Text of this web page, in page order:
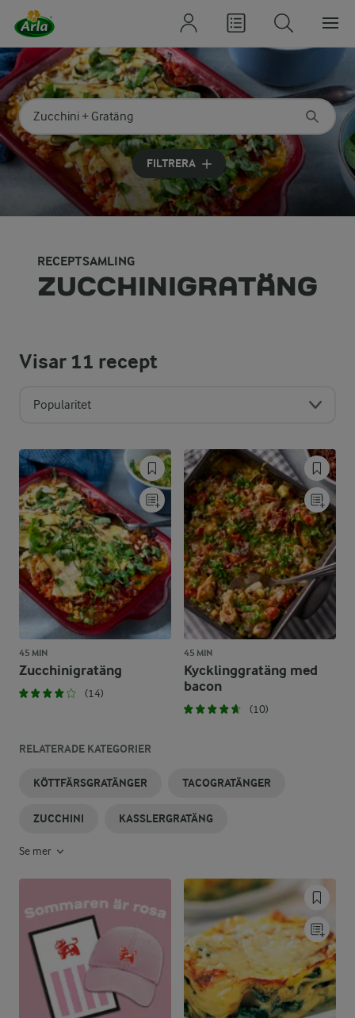
Sök på kategori eller ingrediens
Skriv in sökord för att få förslag
FILTRERA
RECEPTSAMLING
ZUCCHINIGRATÄNG
Visar11 recept
Popularitet
45 MIN
Zucchinigratäng
(14)
45 MIN
Kycklinggratäng med
bacon
(10)
RELATERADE KATEGORIER
KÖTTFÄRSGRATÄNGER TACOGRATÄNGER
ZUCCHINI KASSLERGRATÄNG
Se mer